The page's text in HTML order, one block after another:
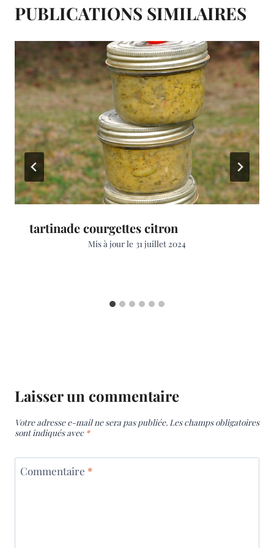
PUBLICATIONS SIMILAIRES
tartinade courgettes citron
Mis à jour le 31 juillet 2024
Laisser un commentaire
Votre adresse e-mail ne sera pas publiée. Les champs obligatoires
sont indiqués avec *
Commentaire *